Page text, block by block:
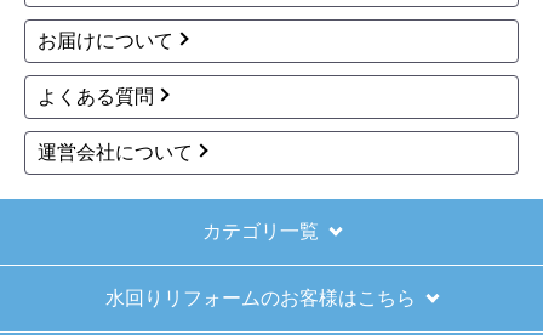
きょりけ
2025年11月9日 07:54
欲しい商品をスムーズに注文できましたか？
はい
ショップからの連絡や対応は適切でしたか？
予定の期日までに商品が届きましたか？
はい
お届けについて
よくある質問
運営会社について
カテゴリ一覧
水回りリフォームのお客様はこちら